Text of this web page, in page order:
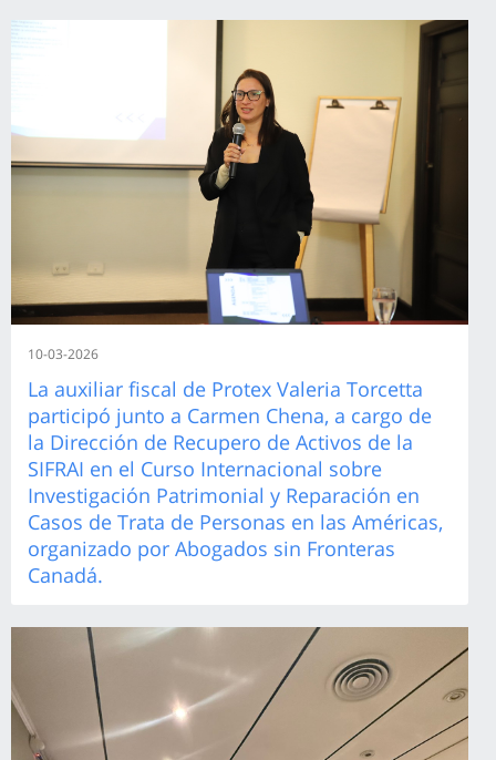
10-03-2026
La auxiliar fiscal de Protex Valeria Torcetta
participó junto a Carmen Chena, a cargo de
la Dirección de Recupero de Activos de la
SIFRAI en el Curso Internacional sobre
Investigación Patrimonial y Reparación en
Casos de Trata de Personas en las Américas,
organizado por Abogados sin Fronteras
Canadá.